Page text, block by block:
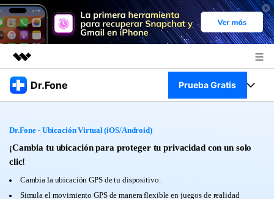
Productos destacados
Soluciones
Quiénes somos
Sala de prensa
Dr.Fone Prueba Gratis
Ver Kit Completo >
Productos
Para PC
Dr.Fone - Ubicación Virtual (iOS/Android)
¡Cambia tu ubicación para proteger tu privacidad con un solo
clic!
Cambia la ubicación GPS de tu dispositivo.
Simula el movimiento GPS de manera flexible en juegos de realidad